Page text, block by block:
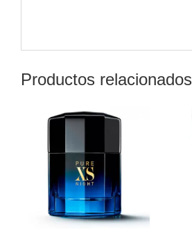
Productos relacionados